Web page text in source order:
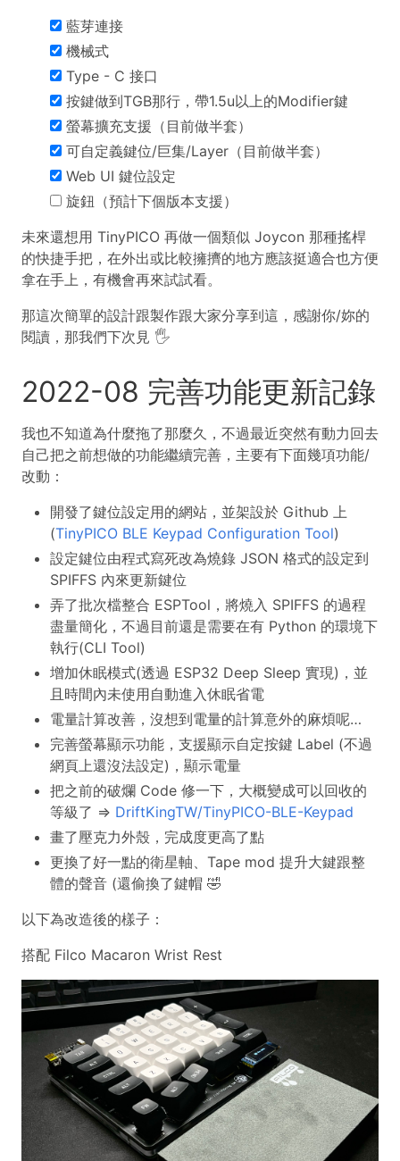
藍芽連接
機械式
Type - C 接口
按鍵做到TGB那行，帶1.5u以上的Modifier鍵
螢幕擴充支援（目前做半套）
可自定義鍵位/巨集/Layer（目前做半套）
Web UI 鍵位設定
旋鈕（預計下個版本支援）
未來還想用 TinyPICO 再做一個類似 Joycon 那種搖桿
的快捷手把，在外出或比較擁擠的地方應該挺適合也方便
拿在手上，有機會再來試試看。
那這次簡單的設計跟製作跟大家分享到這，感謝你/妳的
閱讀，那我們下次見 🖐
2022-08 完善功能更新記錄
我也不知道為什麼拖了那麼久，不過最近突然有動力回去
自己把之前想做的功能繼續完善，主要有下面幾項功能/
改動：
開發了鍵位設定用的網站，並架設於 Github 上
(TinyPICO BLE Keypad Configuration Tool)
設定鍵位由程式寫死改為燒錄 JSON 格式的設定到
SPIFFS 內來更新鍵位
弄了批次檔整合 ESPTool，將燒入 SPIFFS 的過程
盡量簡化，不過目前還是需要在有 Python 的環境下
執行(CLI Tool)
增加休眠模式(透過 ESP32 Deep Sleep 實現)，並
且時間內未使用自動進入休眠省電
電量計算改善，沒想到電量的計算意外的麻煩呢…
完善螢幕顯示功能，支援顯示自定按鍵 Label (不過
網頁上還沒法設定)，顯示電量
把之前的破爛 Code 修一下，大概變成可以回收的
等級了 => DriftKingTW/TinyPICO-BLE-Keypad
畫了壓克力外殼，完成度更高了點
更換了好一點的衛星軸、Tape mod 提升大鍵跟整
體的聲音 (還偷換了鍵帽 🤣
以下為改造後的樣子：
搭配 Filco Macaron Wrist Rest